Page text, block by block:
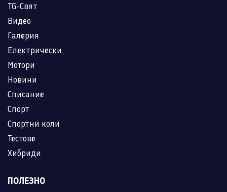
TG-Свят
Видео
Галерия
Електрически
Мотори
Новини
Списание
Спорт
Спортни коли
Тестове
Хибриди
ПОЛЕЗНО